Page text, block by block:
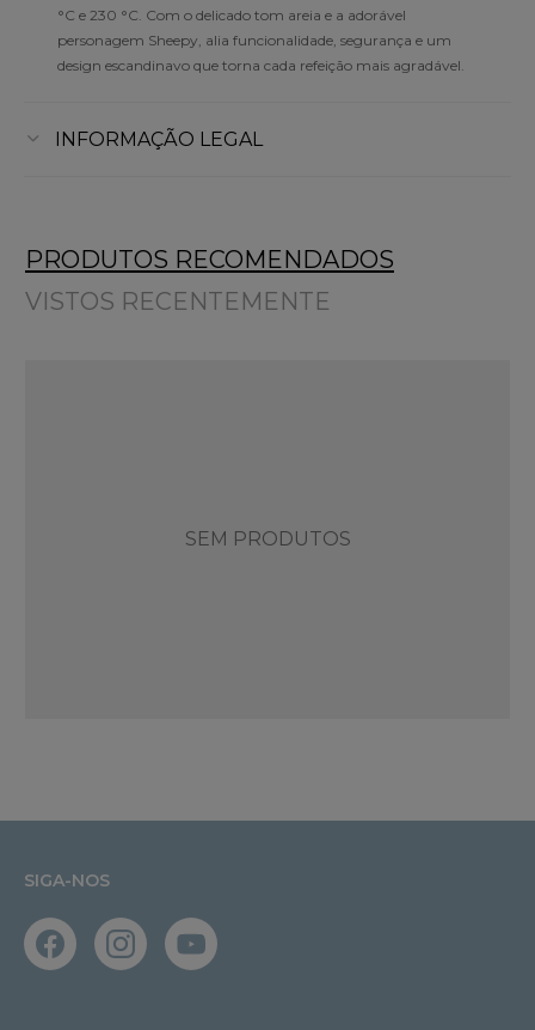
°C e 230 °C. Com o delicado tom areia e a adorável
personagem Sheepy, alia funcionalidade, segurança e um
design escandinavo que torna cada refeição mais agradável.
INFORMAÇÃO LEGAL
PRODUTOS RECOMENDADOS
VISTOS RECENTEMENTE
SEM PRODUTOS
SIGA-NOS